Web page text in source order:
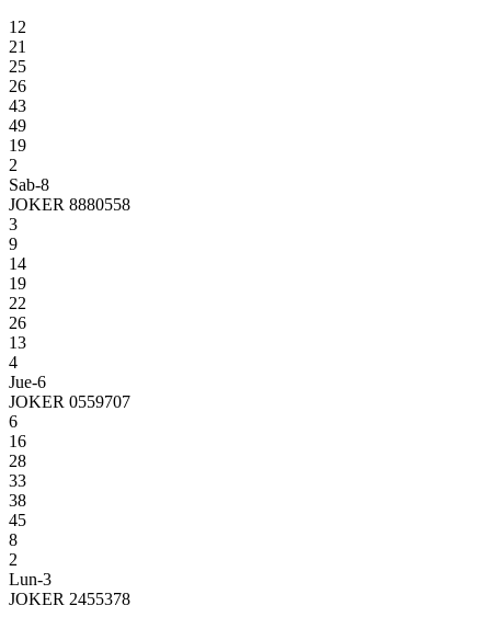
12
21
25
26
43
49
19
2
Sab-8
JOKER 8880558
3
9
14
19
22
26
13
4
Jue-6
JOKER 0559707
6
16
28
33
38
45
8
2
Lun-3
JOKER 2455378